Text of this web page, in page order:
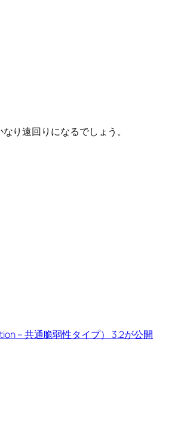
り遠回りになるでしょう。
– 共通脆弱性タイプ） 3.2が公開